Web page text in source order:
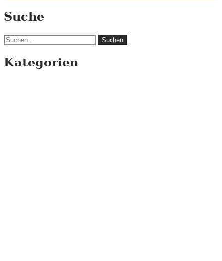
Suche
Suchen
Kategorien